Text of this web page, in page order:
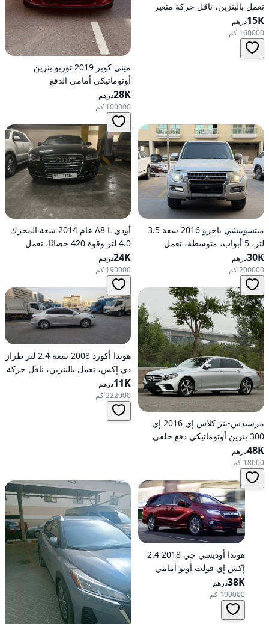
تعمل بالبنزين، ناقل حركة متغير
مستمر (CVT)، دفع أمامي
15Kدرهم
160000 كم
ميني كوبر 2019 توربو بنزين
أوتوماتيكي أمامي الدفع
28Kدرهم
100000 كم
ميتسوبيشي باجرو 2016 سعة 3.5
لتر، 5 أبواب، متوسطة، تعمل
بالبنزين، أوتوماتيكية، دفع رباعي
30Kدرهم
200000 كم
أودي A8 L عام 2014 سعة المحرك
4.0 لتر وقوة 420 حصانًا، تعمل
بالبنزين، ناقل حركة أوتوماتيكي، دفع
كلي للعجلات
24Kدرهم
190000 كم
مرسيدس-بنز كلاس إي 2016 إي
300 بنزين أوتوماتيكي دفع خلفي
48Kدرهم
18000 كم
هوندا أكورد 2008 سعة 2.4 لتر طراز
دي إكس، تعمل بالبنزين، ناقل حركة
أوتوماتيكي، دفع أمامي
11Kدرهم
222000 كم
هوندا أوديسي جي 2018 2.4
إكس إي فولت أوتو أمامي
الدفع
38Kدرهم
190000 كم